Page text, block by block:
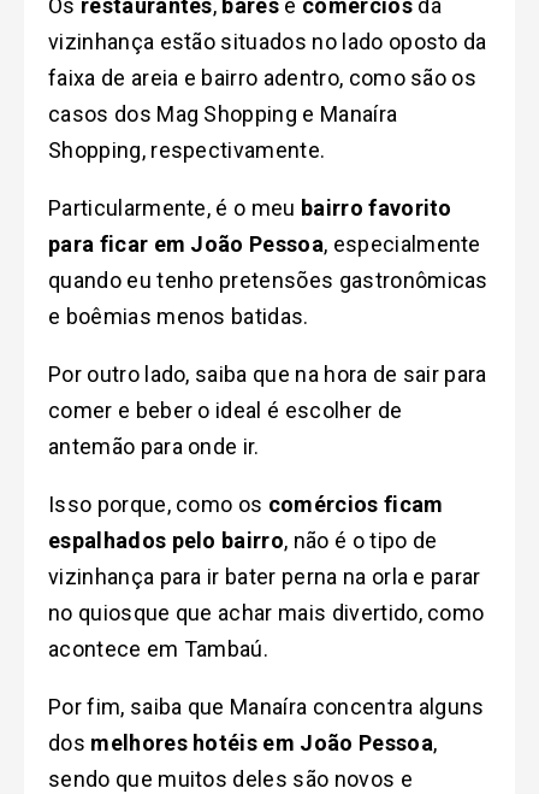
Os restaurantes, bares e cómercios da
vizinhança estão situados no lado oposto da
faixa de areia e bairro adentro, como são os
casos dos Mag Shopping e Manaíra
Shopping, respectivamente.
Particularmente, é o meu bairro favorito
para ficar em João Pessoa, especialmente
quando eu tenho pretensões gastronômicas
e boêmias menos batidas.
Por outro lado, saiba que na hora de sair para
comer e beber o ideal é escolher de
antemão para onde ir.
Isso porque, como os comércios ficam
espalhados pelo bairro, não é o tipo de
vizinhança para ir bater perna na orla e parar
no quiosque que achar mais divertido, como
acontece em Tambaú.
Por fim, saiba que Manaíra concentra alguns
dos melhores hotéis em João Pessoa,
sendo que muitos deles são novos e